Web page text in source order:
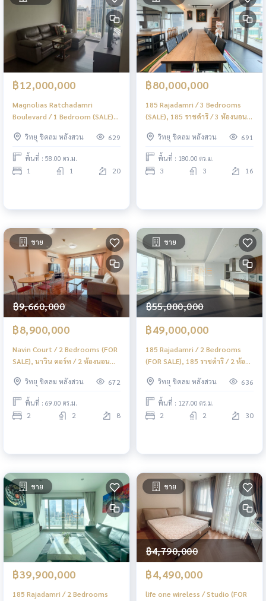
฿12,000,000
Magnolias Ratchadamri
Boulevard / 1 Bedroom (SALE),
ห้องนอน (ขาย) DO378
วิทยุ ชิดลม หลังสวน 629
พื้นที่ : 58.00 ตร.ม.
1 1 20
฿80,000,000
185 Rajadamri / 3 Bedrooms
(SALE), 185 ราชดำริ / 3 ห้องนอน
วิทยุ ชิดลม หลังสวน
691
พื้นที่ : 180.00 ตร.ม.
3 3 16
ขาย
฿9,660,000
฿8,900,000
Navin Court / 2 Bedrooms (FOR
SALE), นาวิน คอร์ท / 2 ห้องนอน
วิทยุ ชิดลม หลังสวน
672
พื้นที่ : 69.00 ตร.ม.
2 2 8
ขาย
฿55,000,000
฿49,000,000
185 Rajadamri / 2 Bedrooms
(FOR SALE), 185 ราชดำริ / 2 ห้อง
วิทยุ ชิดลม หลังสวน
636
พื้นที่ : 127.00 ตร.ม.
2 2 30
ขาย
฿39,900,000
185 Rajadamri / 2 Bedrooms
ขาย
฿4,790,000
฿4,490,000
life one wireless / Studio (FOR